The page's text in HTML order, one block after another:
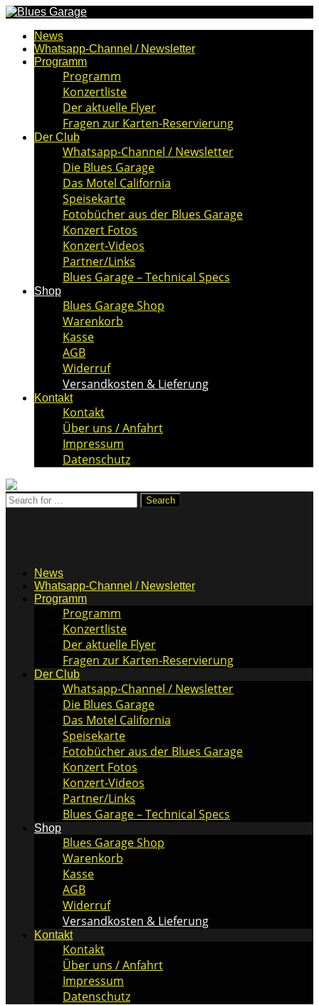
News
Whatsapp-Channel / Newsletter
Programm
Programm
Konzertliste
Der aktuelle Flyer
Fragen zur Karten-Reservierung
Der Club
Whatsapp-Channel / Newsletter
Die Blues Garage
Das Motel California
Speisekarte
Fotobücher aus der Blues Garage
Konzert Fotos
Konzert-Videos
Partner/Links
Blues Garage – Technical Specs
Shop
Blues Garage Shop
Warenkorb
Kasse
AGB
Widerruf
Versandkosten & Lieferung
Kontakt
Kontakt
Über uns / Anfahrt
Impressum
Datenschutz
News
Whatsapp-Channel / Newsletter
Programm
Programm
Konzertliste
Der aktuelle Flyer
Fragen zur Karten-Reservierung
Der Club
Whatsapp-Channel / Newsletter
Die Blues Garage
Das Motel California
Speisekarte
Fotobücher aus der Blues Garage
Konzert Fotos
Konzert-Videos
Partner/Links
Blues Garage – Technical Specs
Shop
Blues Garage Shop
Warenkorb
Kasse
AGB
Widerruf
Versandkosten & Lieferung
Kontakt
Kontakt
Über uns / Anfahrt
Impressum
Datenschutz